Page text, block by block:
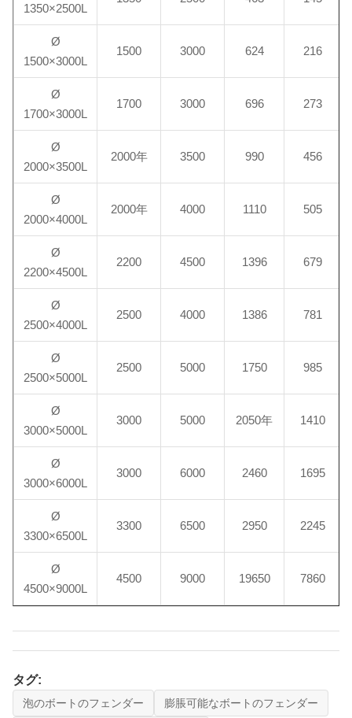
1350×2500L
Ø
1500×3000L
1500 3000 624 216
Ø
1700×3000L
1700 3000 696 273
Ø
2000×3500L
2000年 3500 990 456
Ø
2000×4000L
2000年 4000 1110 505
Ø
2200×4500L
2200 4500 1396 679
Ø
2500×4000L
2500 4000 1386 781
Ø
2500×5000L
2500 5000 1750 985
Ø
3000×5000L
3000 5000 2050年 1410
Ø
3000×6000L
3000 6000 2460 1695
Ø
3300×6500L
3300 6500 2950 2245
Ø
4500×9000L
4500 9000 19650 7860
タグ:
泡のボートのフェンダー 膨脹可能なボートのフェンダー